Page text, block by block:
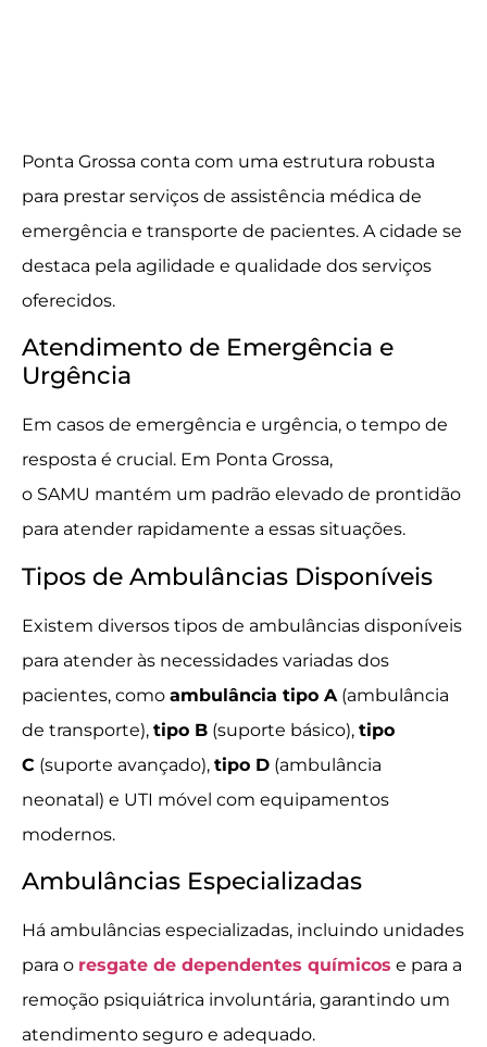
Ponta Grossa conta com uma estrutura robusta
para prestar serviços de assistência médica de
emergência e transporte de pacientes. A cidade se
destaca pela agilidade e qualidade dos serviços
oferecidos.
Atendimento de Emergência e
Urgência
Em casos de emergência e urgência, o tempo de
resposta é crucial. Em Ponta Grossa,
o SAMU mantém um padrão elevado de prontidão
para atender rapidamente a essas situações.
Tipos de Ambulâncias Disponíveis
Existem diversos tipos de ambulâncias disponíveis
para atender às necessidades variadas dos
pacientes, como ambulância tipo A (ambulância
de transporte), tipo B (suporte básico), tipo
C (suporte avançado), tipo D (ambulância
neonatal) e UTI móvel com equipamentos
modernos.
Ambulâncias Especializadas
Há ambulâncias especializadas, incluindo unidades
para o resgate de dependentes químicos e para a
remoção psiquiátrica involuntária, garantindo um
atendimento seguro e adequado.